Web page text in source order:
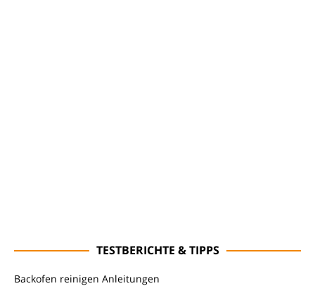
TESTBERICHTE & TIPPS
Backofen reinigen Anleitungen